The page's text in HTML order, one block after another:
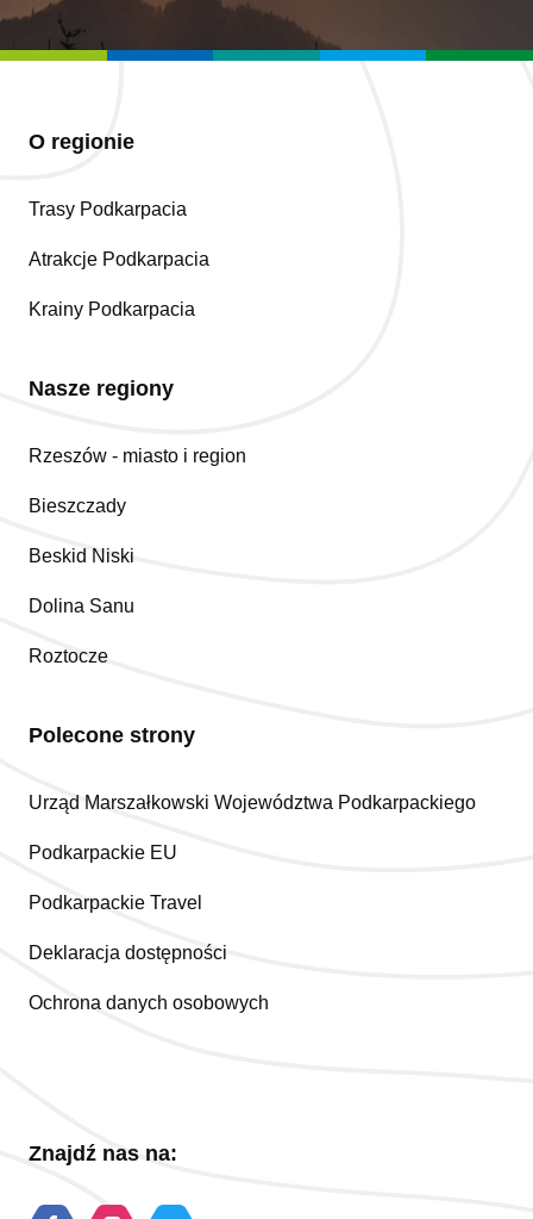
O regionie
Trasy Podkarpacia
Atrakcje Podkarpacia
Krainy Podkarpacia
Nasze regiony
Rzeszów - miasto i region
Bieszczady
Beskid Niski
Dolina Sanu
Roztocze
Polecone strony
Urząd Marszałkowski Województwa Podkarpackiego
Podkarpackie EU
Podkarpackie Travel
Deklaracja dostępności
Ochrona danych osobowych
Znajdź nas na: